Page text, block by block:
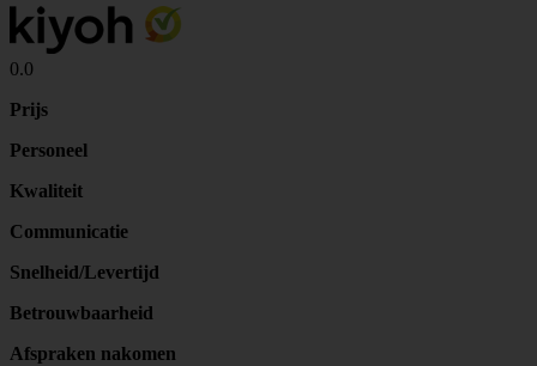
0.0
Prijs
Personeel
Kwaliteit
Communicatie
Snelheid/Levertijd
Betrouwbaarheid
Afspraken nakomen